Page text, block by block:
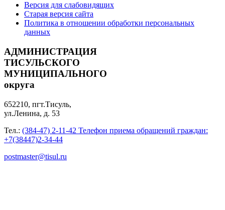
Версия для слабовидящих
Старая версия сайта
Политика в отношении обработки персональных
данных
АДМИНИСТРАЦИЯ
ТИСУЛЬСКОГО
МУНИЦИПАЛЬНОГО
округа
652210, пгт.Тисуль,
ул.Ленина, д. 53
Тел.: (384-47) 2-11-42 Телефон приема обращений граждан:
+7(38447)2-34-44
postmaster@tisul.ru